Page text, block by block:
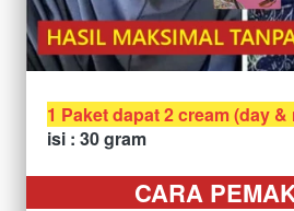
1 Paket dapat 2 cream (day
isi : 30 gram
CARA